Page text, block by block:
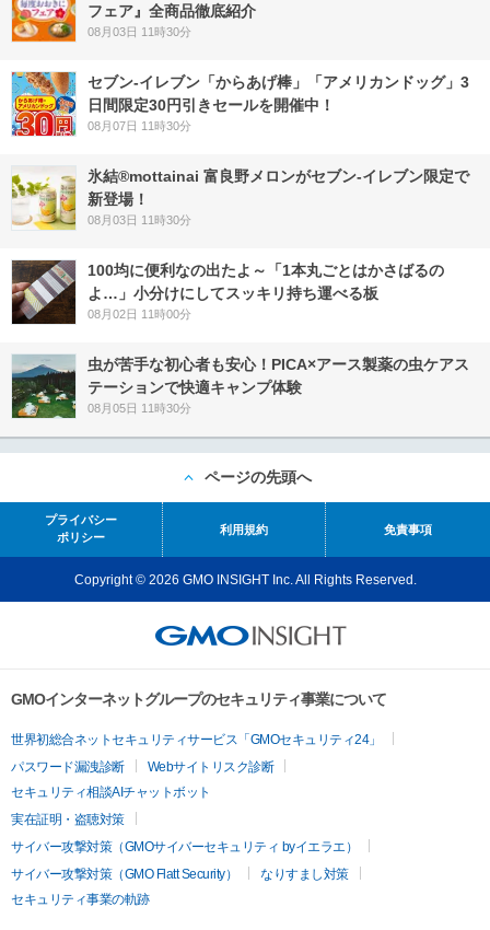
フェア』全商品徹底紹介
08月03日 11時30分
セブン‐イレブン「からあげ棒」「アメリカンドッグ」3
日間限定30円引きセールを開催中！
08月07日 11時30分
氷結®mottainai 富良野メロンがセブン‐イレブン限定で
新登場！
08月03日 11時30分
100均に便利なの出たよ～「1本丸ごとはかさばるの
よ…」小分けにしてスッキリ持ち運べる板
08月02日 11時00分
虫が苦手な初心者も安心！PICA×アース製薬の虫ケアス
テーションで快適キャンプ体験
08月05日 11時30分
ページの先頭へ
プライバシー
ポリシー
利用規約 免責事項
Copyright © 2026 GMO INSIGHT Inc. All Rights Reserved.
GMOインターネットグループのセキュリティ事業について
世界初総合ネットセキュリティサービス「GMOセキュリティ24」
パスワード漏洩診断
Webサイトリスク診断
セキュリティ相談AIチャットボット
実在証明・盗聴対策
サイバー攻撃対策（GMOサイバーセキュリティ byイエラエ）
サイバー攻撃対策（GMO Flatt Security）
なりすまし対策
セキュリティ事業の軌跡